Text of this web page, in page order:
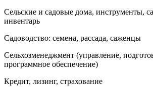
Сельские и садовые дома, инструменты,
инвентарь
Садоводство: семена, рассада, саженцы
Сельхозменеджмент (управление,
программное обеспечение)
Кредит, лизинг, страхование